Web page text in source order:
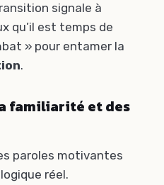
signale à
qu’il est temps de
» pour entamer la
.
familiarité et des
paroles motivantes
réel.